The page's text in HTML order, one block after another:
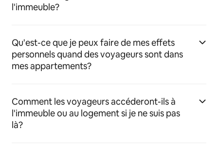
l'immeuble?
Qu'est-ce que je peux faire de mes effets
personnels quand des voyageurs sont dans
mes appartements?
Comment les voyageurs accéderont-ils à
l'immeuble ou au logement si je ne suis pas
là?